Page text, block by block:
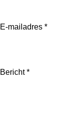
E-mailadres *
Bericht *